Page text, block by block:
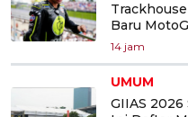
Baru
14 jam
UMUM
GIIAS